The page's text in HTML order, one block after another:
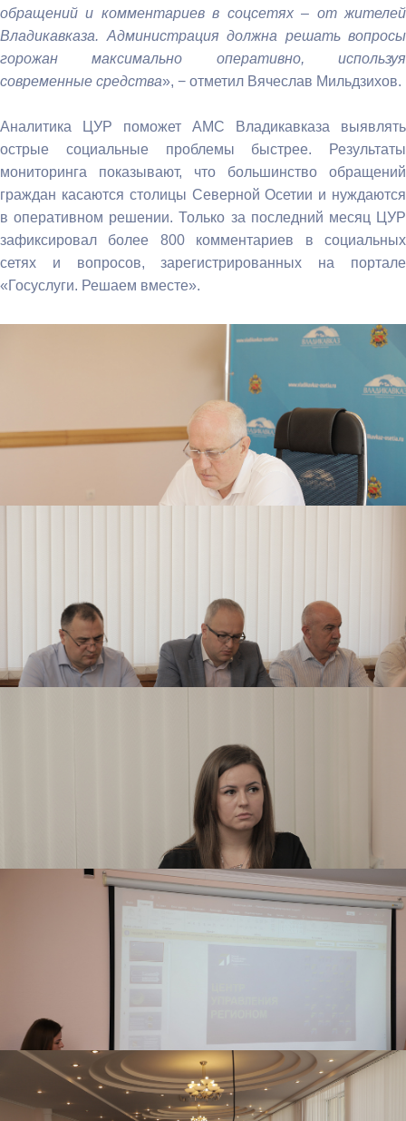
обращений и комментариев в соцсетях – от жителей
Владикавказа. Администрация должна решать вопросы
горожан максимально оперативно, используя
современные средства», − отметил Вячеслав Мильдзихов.
Аналитика ЦУР поможет АМС Владикавказа выявлять
острые социальные проблемы быстрее. Результаты
мониторинга показывают, что большинство обращений
граждан касаются столицы Северной Осетии и нуждаются
в оперативном решении. Только за последний месяц ЦУР
зафиксировал более 800 комментариев в социальных
сетях и вопросов, зарегистрированных на портале
«Госуслуги. Решаем вместе».